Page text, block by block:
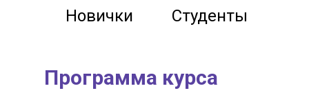
Новички Студенты
Программа курса